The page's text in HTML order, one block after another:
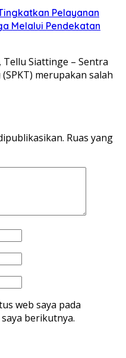
Pelayanan
Melalui Pendekatan
Siattinge – Sentra
merupakan salah
Ruas yang
web saya pada
berikutnya.